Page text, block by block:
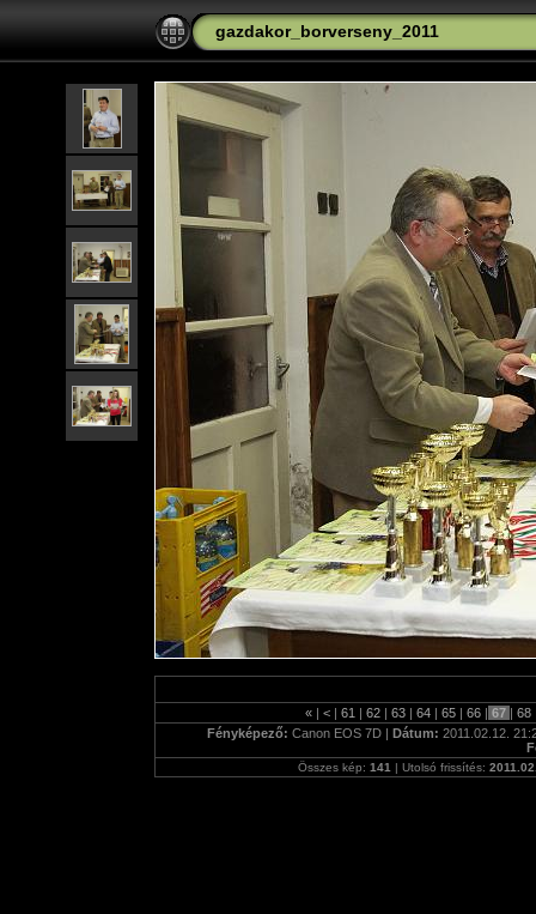
gazdakor_borverseny_2011
« | < | 61 | 62 | 63 | 64 | 65 | 66 | 67 | 68
Fényképező: Canon EOS 7D | Dátum: 2011.02.12.
Összes kép: 141 | Utolsó frissítés: